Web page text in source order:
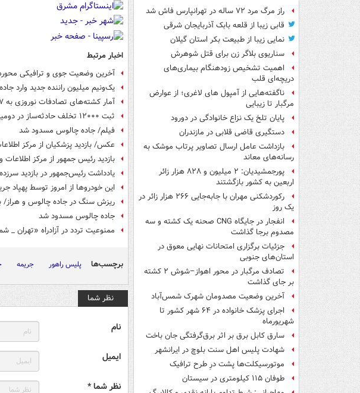
راز مرگ مرد ۷۲ ساله در تهرانپارس فاش شد
قابی زیبا از قلعه بابک آذربایجان شرقی
نمایی زیبا از طبیعت بکر استان گیلان
سناریوی بلاگر زن برای قتل شوهرش
اهمیت تشخیص زودهنگام بیماری‌های
دریچه‌ای قلب
ناگفته‌هایی از آمپول های لاغری؛ از عوارض
مرگبار تا زیبایی
پایان تلخ یک نزاع خانوادگی در دورود
دستگیری قاضی قلابی در مازندران
بازداشت عامل ارسال تصاویر پرتاب موشک به
رسانه‌های معاند
پورجمشیدیان: ۲ میلیون و ۸۲۸ هزار زائر
اربعین به کشور بازگشتند
رکوردشکنی مهران با جابه‌جایی ۲۶۶ هزار زائر در
یک روز
انفجار در جایگاه CNG صحنه یک کشته و سه
مصدوم برجا گذاشت
جزئیات برگزاری امتحانات نهایی معوق در
استان‌های جنوبی
تصادف مرگبار در محور اهواز–شوش ۲ کشته
بر جای گذاشت
آخرین وضعیت مصدومان شهرک شمس‌آباد
اجرای پزشک خانواده در ۶۴ شهر کشور تا
شهریورماه
سارق کابل برق بر اثر برق‌گرفتگی جان باخت
شهادت پلیس اهل سنت بلوچ در ایرانشهر
موتورسیکلت‌ها پشت درِ طرح ترافیک
طوفان ۱۱۵ کیلومتری در سیستان
اخبار مرتبط
آخرین وضعیت جوی و ترافیکی
یک‌ونیم میلیون راننده جدید وارد
آمار کشته‌های تصادفات نوروزی به ۱۶۷ نفر رسید
ثبت ۱۲۰۰۰ تخلف حادثه‌ساز در دومین روز فروردین در تهران
فیلم/ جاده چالوس مسدود شد
عکس/ بازدید پزشکیان از مرکز
بازدید رئیس جمهور از مرکز
یادداشت رئیس‌جمهور در بازدید
این خودروها از امروز توسط پهپاد
ریزش سنگ در جاده چالوس و هراز/
جاده چالوس مسدود شد
ممنوعیت تردد در آزادراه «تهران
برچسب‌ها پلیس راهور جریمه
نظر شما
نام
ایمیل
نظر شما *